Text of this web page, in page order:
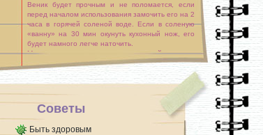
Веник будет прочным и не поломается, если
перед началом использования замочить его на 2
часа в горячей соленой воде. Если в соленую
«ванну» на 30 мин окунуть кухонный нож, его
будет намного легче наточить.
Малярную кисть или валик с оставшейся на них
Советы
Быть здоровым